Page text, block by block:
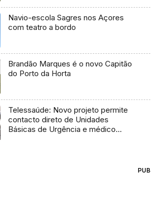
Navio-escola Sagres nos Açores
com teatro a bordo
Brandão Marques é o novo Capitão
do Porto da Horta
Telessaúde: Novo projeto permite
contacto direto de Unidades
Básicas de Urgência e médico
PUB